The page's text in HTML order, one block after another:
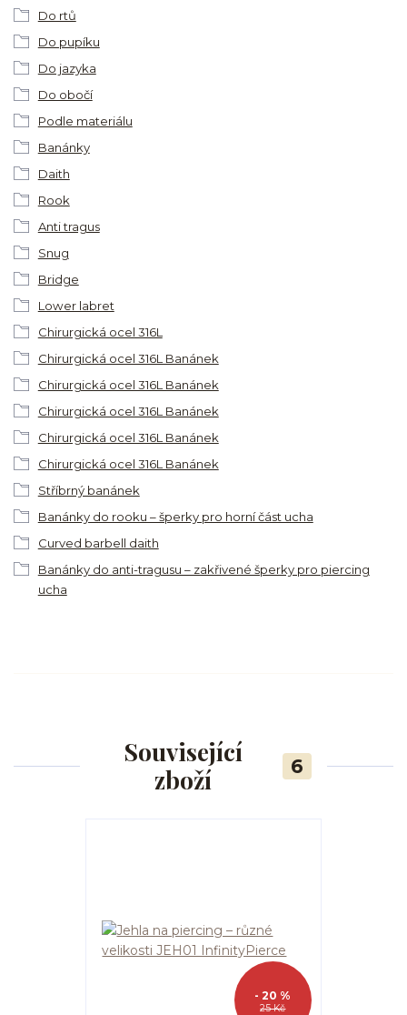
Do rtů
Do pupíku
Do jazyka
Do obočí
Podle materiálu
Banánky
Daith
Rook
Anti tragus
Snug
Bridge
Lower labret
Chirurgická ocel 316L
Chirurgická ocel 316L Banánek
Chirurgická ocel 316L Banánek
Chirurgická ocel 316L Banánek
Chirurgická ocel 316L Banánek
Chirurgická ocel 316L Banánek
Stříbrný banánek
Banánky do rooku – šperky pro horní část ucha
Curved barbell daith
Banánky do anti-tragusu – zakřivené šperky pro piercing
ucha
Související
zboží
6
25 Kč
- 20 %